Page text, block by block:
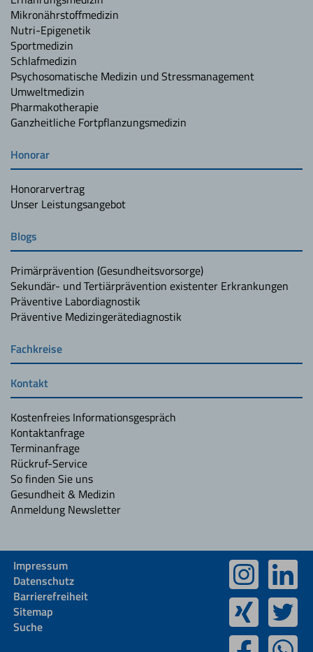
Mikronährstoffmedizin
Nutri-Epigenetik
Sportmedizin
Schlafmedizin
Psychosomatische Medizin und Stressmanagement
Umweltmedizin
Pharmakotherapie
Ganzheitliche Fortpflanzungsmedizin
Honorar
Honorarvertrag
Unser Leistungsangebot
Blogs
Primärprävention (Gesundheitsvorsorge)
Sekundär- und Tertiärprävention existenter Erkrankungen
Präventive Labordiagnostik
Präventive Medizingerätediagnostik
Fachkreise
Kontakt
Kostenfreies Informationsgespräch
Kontaktanfrage
Terminanfrage
Rückruf-Service
So finden Sie uns
Gesundheit & Medizin
Anmeldung Newsletter
Impressum
Datenschutz
Barrierefreiheit
Sitemap
Suche